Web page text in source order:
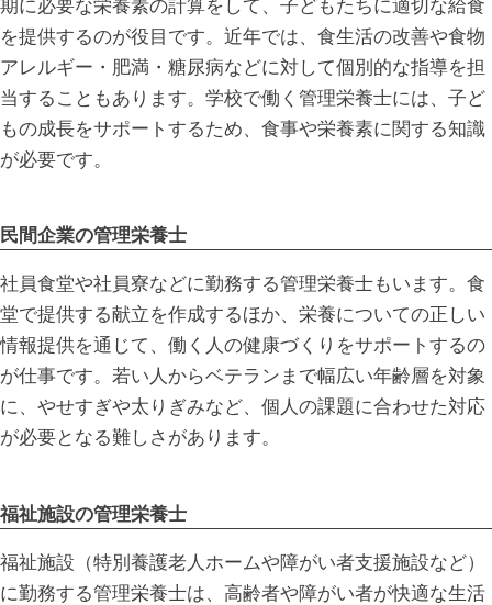
期に必要な栄養素の計算をして、子どもたちに適切な給食
を提供するのが役目です。近年では、食生活の改善や食物
アレルギー・肥満・糖尿病などに対して個別的な指導を担
当することもあります。学校で働く管理栄養士には、子ど
もの成長をサポートするため、食事や栄養素に関する知識
が必要です。
民間企業の管理栄養士
社員食堂や社員寮などに勤務する管理栄養士もいます。食
堂で提供する献立を作成するほか、栄養についての正しい
情報提供を通じて、働く人の健康づくりをサポートするの
が仕事です。若い人からベテランまで幅広い年齢層を対象
に、やせすぎや太りぎみなど、個人の課題に合わせた対応
が必要となる難しさがあります。
福祉施設の管理栄養士
福祉施設（特別養護老人ホームや障がい者支援施設など）
に勤務する管理栄養士は、高齢者や障がい者が快適な生活